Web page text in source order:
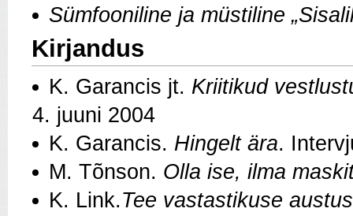
Sümfooniline ja müstiline
Kirjandus
K. Garancis jt. Kriitikud
4. juuni 2004
K. Garancis. Hingelt ära.
M. Tõnson. Olla ise, ilma
K. Link.Tee vastastikuse